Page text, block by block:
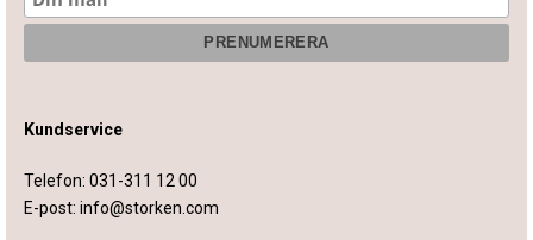
Kundservice
Telefon: 031-311 12 00
E-post: info@storken.com